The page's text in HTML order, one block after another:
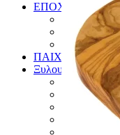
ΕΠΟΧΙΚΑ
ΛΑΜΠΑΔΕΣ
ΠΑΙΧΝΙΔΙΑ
Ξυλουργικές
ΕΠΙΠΛΑ
ΚΑΓΚΕΛΑ